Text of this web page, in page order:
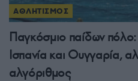
ΑΘΛΗΤΙΣΜΟΣ
Παγκόσμιο παίδων
Ισπανία και Ουγγαρία,
αλγόριθμος